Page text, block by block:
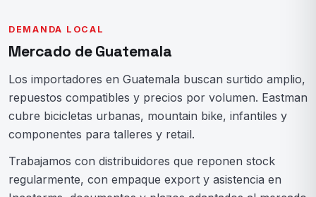
DEMANDA LOCAL
Mercado de Guatemala
Los importadores en Guatemala buscan surtido amplio,
repuestos compatibles y precios por volumen. Eastman
cubre bicicletas urbanas, mountain bike, infantiles y
componentes para talleres y retail.
Trabajamos con distribuidores que reponen stock
regularmente, con empaque export y asistencia en